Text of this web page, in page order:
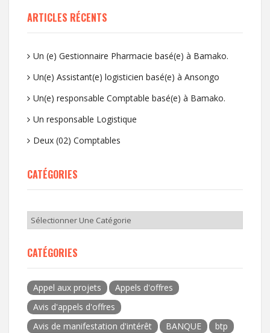
ARTICLES RÉCENTS
Un (e) Gestionnaire Pharmacie basé(e) à Bamako.
Un(e) Assistant(e) logisticien basé(e) à Ansongo
Un(e) responsable Comptable basé(e) à Bamako.
Un responsable Logistique
Deux (02) Comptables
CATÉGORIES
CATÉGORIES
Appel aux projets
Appels d'offres
Avis d'appels d'offres
Avis de manifestation d'intérêt
BANQUE
btp